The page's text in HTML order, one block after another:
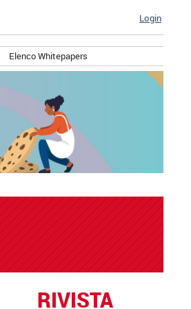
Login
Elenco Whitepapers
RIVISTA